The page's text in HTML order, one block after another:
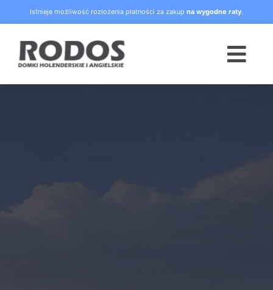
to
content
Istnieje możliwość rozłożenia płatności za zakup na wygodne raty.